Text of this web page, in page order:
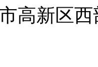
高新区西